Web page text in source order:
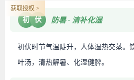
初 伏 防暑 · 清补化湿
初伏时节气温陡升，人体湿热交蒸。
叶汤，清热解暑、化湿健脾。
获取授权 >